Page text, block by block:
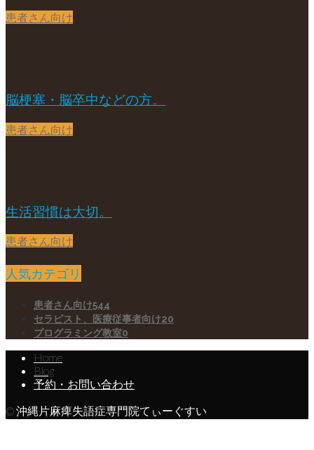
患者さん向け
脳梗塞・脳卒中などの方。
患者さん向け
生活習慣は大切。
患者さん向け
人気カテゴリ
患者さん向け544
セラピスト、医療従事者向け20
プログラミング教室0
Home
Blog
予約・お問い合わせ
© 沖縄片麻痺失語症専門院てぃーぐすい